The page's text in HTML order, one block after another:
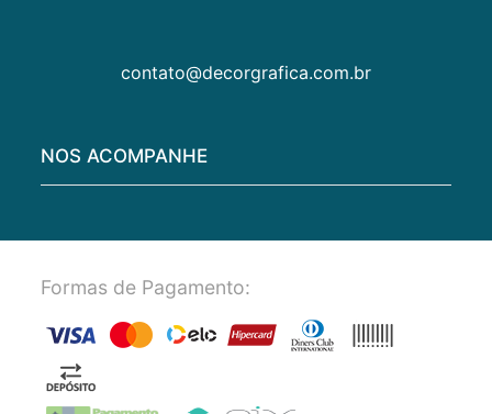
contato@decorgrafica.com.br
NOS ACOMPANHE
Formas de Pagamento: